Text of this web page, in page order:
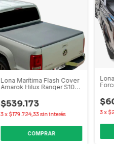
Lona Marítima Flash Cover
Amarok Hilux Ranger S10
$539.173
3x $179.724,33sin interés
COMPRAR
3x